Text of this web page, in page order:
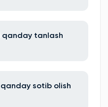
tanlash
sotib olish